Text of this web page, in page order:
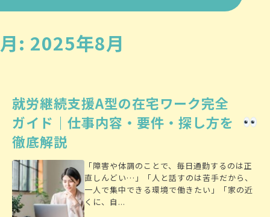
月: 2025年8月
就労継続支援A型の在宅ワーク完全
ガイド｜仕事内容・要件・探し方を
徹底解説
「障害や体調のことで、毎日通勤するのは正
直しんどい…」「人と話すのは苦手だから、
一人で集中できる環境で働きたい」「家の近
くに、自...